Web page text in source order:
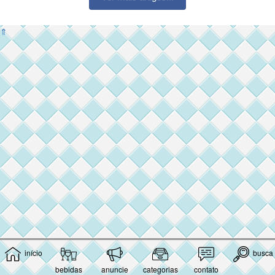
início
bebidas
anuncie categorias contato
busca
⇑